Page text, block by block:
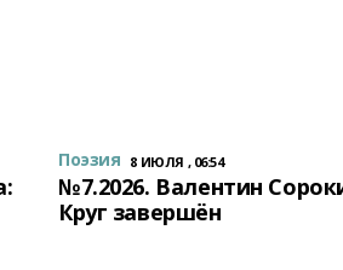
Поэзия 8 ИЮЛЯ , 06:54
№7.2026. Валентин
Круг завершён